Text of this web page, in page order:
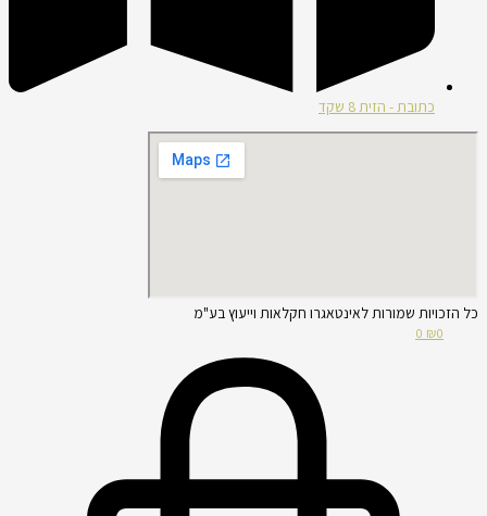
כתובת - הזית 8 שקד
כל הזכויות שמורות לאינטאגרו חקלאות וייעוץ בע"מ
₪0
0